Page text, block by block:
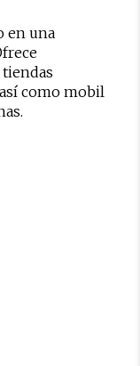
en una
como mobil